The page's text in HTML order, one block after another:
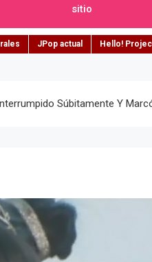
sitio
JPop actual Hello!
Súbitamente Y